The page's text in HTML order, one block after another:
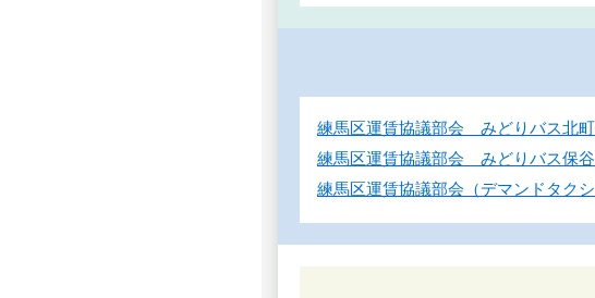
練馬区運賃協議部会 みどりバス北町
練馬区運賃協議部会 みどりバス保谷
練馬区運賃協議部会（デマンドタクシ